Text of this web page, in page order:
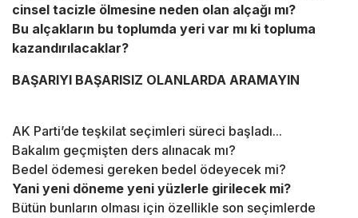
cinsel tacizle ölmesine neden olan alçağı mı?
Bu alçakların bu toplumda yeri var mı ki topluma
kazandırılacaklar?
BAŞARIYI BAŞARISIZ OLANLARDA ARAMAYIN
AK Parti’de teşkilat seçimleri süreci başladı...
Bakalım geçmişten ders alınacak mı?
Bedel ödemesi gereken bedel ödeyecek mi?
Yani yeni döneme yeni yüzlerle girilecek mi?
Bütün bunların olması için özellikle son seçimlerde